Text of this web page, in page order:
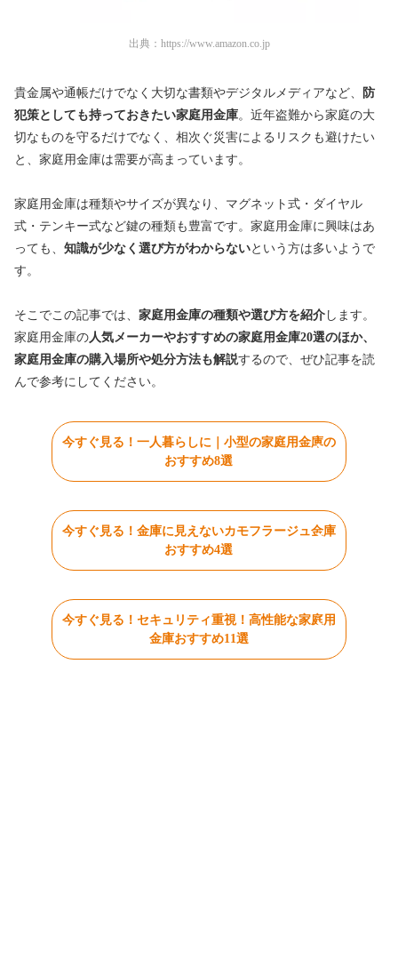
出典： https://www.amazon.co.jp
貴金属や通帳だけでなく大切な書類やデジタルメディアなど、
防
犯策としても持っておきたい家庭用金庫。近年盗難から家庭の大
切なものを守るだけでなく、相次ぐ災害によるリスクも避けたい
と、家庭用金庫は需要が高まっています。
家庭用金庫は種類やサイズが異なり、マグネット式・ダイヤル
式・テンキー式など鍵の種類も豊富です。家庭用金庫に興味はあ
っても、 知識が少なく選び方がわからないという方は多いようで
す。
そこでこの記事では、 家庭用金庫の種類や選び方を紹介 します。
家庭用金庫の人気メーカーやおすすめの家庭用金庫20選のほか、
家庭用金庫の購入場所や処分方法も解説するので、ぜひ記事を読
んで参考にしてください。
今すぐ見る！一人暮らしに｜小型の家庭用金庫の
おすすめ8選
今すぐ見る！金庫に見えないカモフラージュ金庫
おすすめ4選
今すぐ見る！セキュリティ重視！高性能な家庭用
金庫おすすめ11選